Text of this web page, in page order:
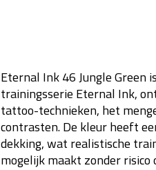
Eternal Ink 46 Jungle Green
trainingsserie Eternal Ink,
tattoo-technieken, het
contrasten. De kleur heeft
dekking, wat realistische
mogelijk maakt zonder risico